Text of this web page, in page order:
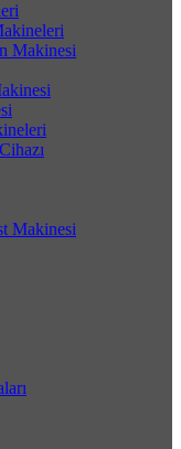
Makinesi
Makinesi